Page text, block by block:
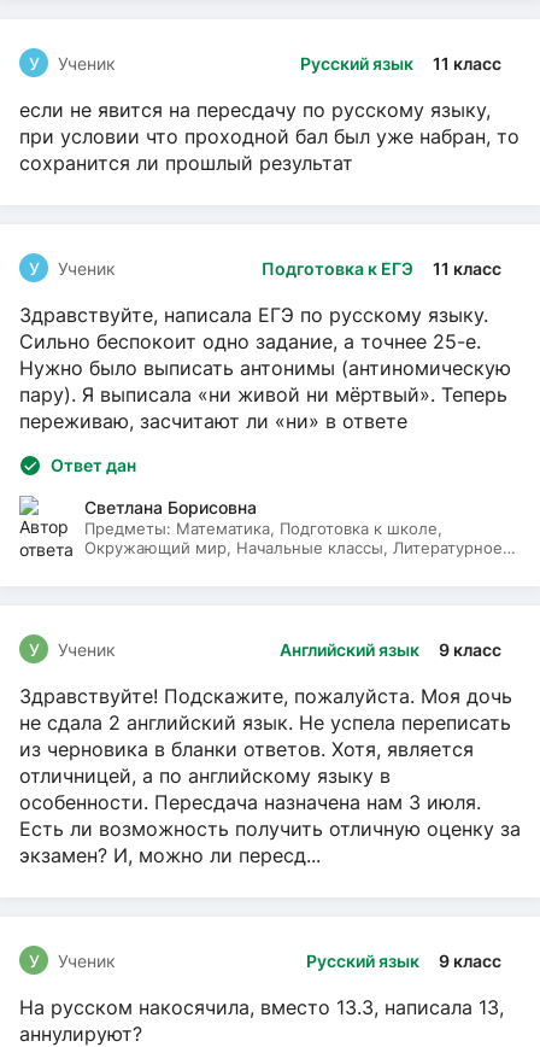
Русский язык 11 класс
У Ученик
если не явится на пересдачу по русскому языку,
при условии что проходной бал был уже набран, то
сохранится ли прошлый результат
Подготовка к ЕГЭ 11 класс
У Ученик
Здравствуйте, написала ЕГЭ по русскому языку.
Сильно беспокоит одно задание, а точнее 25-е.
Нужно было выписать антонимы (антиномическую
пару). Я выписала «ни живой ни мёртвый». Теперь
переживаю, засчитают ли «ни» в ответе
Ответ дан
Светлана Борисовна
Предметы: Математика, Подготовка к школе,
Окружающий мир, Начальные классы, Литературное
Английский язык 9 класс
У Ученик
Здравствуйте! Подскажите, пожалуйста. Моя дочь
не сдала 2 английский язык. Не успела переписать
из черновика в бланки ответов. Хотя, является
отличницей, а по английскому языку в
особенности. Пересдача назначена нам 3 июля.
Есть ли возможность получить отличную оценку за
экзамен? И, можно ли пересд...
Русский язык 9 класс
У Ученик
На русском накосячила, вместо 13.3, написала 13,
аннулируют?